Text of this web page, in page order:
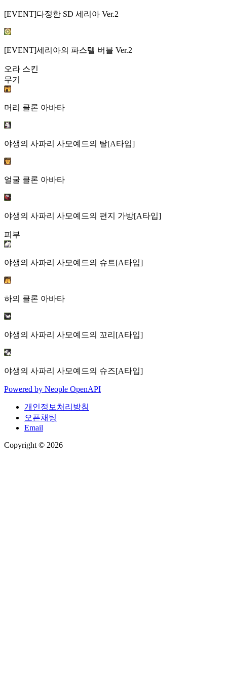
[EVENT]다정한 SD 세리아 Ver.2
[EVENT]세리아의 파스텔 버블 Ver.2
오라 스킨
무기
머리 클론 아바타
야생의 사파리 사모예드의 탈[A타입]
얼굴 클론 아바타
야생의 사파리 사모예드의 편지 가방[A타입]
피부
야생의 사파리 사모예드의 슈트[A타입]
하의 클론 아바타
야생의 사파리 사모예드의 꼬리[A타입]
야생의 사파리 사모예드의 슈즈[A타입]
Powered by Neople OpenAPI
개인정보처리방침
오픈채팅
Email
Copyright © 2026